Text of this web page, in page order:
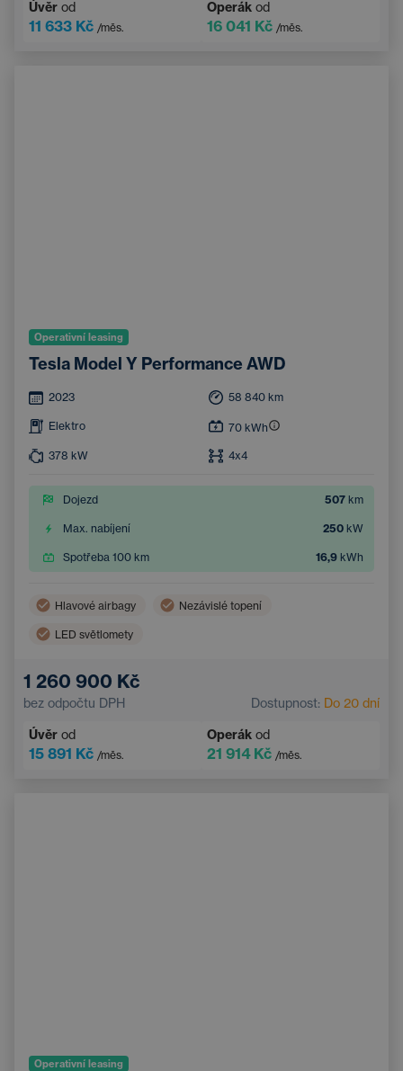
Úvěr od
11 633 Kč /měs.
Operák od
16 041 Kč /měs.
Operativní leasing
Tesla Model Y Performance AWD
2023 58 840 km
Elektro 70 kWh
378 kW 4x4
Dojezd 507 km
Max. nabíjení 250 kW
Spotřeba 100 km 16,9 kWh
Hlavové airbagy Nezávislé topení
LED světlomety
Automatická klimatizace
Elektricky nastavitelné sedadlo řidiče s pamětí
1 260 900 Kč
bez odpočtu DPH Dostupnost: Do 20 dní
Úvěr od
15 891 Kč /měs.
Operák od
21 914 Kč /měs.
Operativní leasing